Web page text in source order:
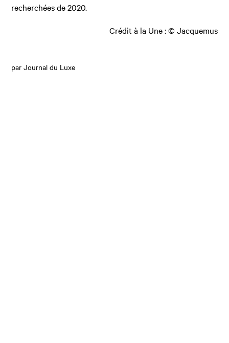
recherchées de 2020.
Crédit à la Une : © Jacquemus
par Journal du Luxe